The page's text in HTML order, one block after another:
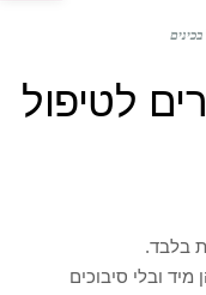
לטיפול
ובלי סיבוכים